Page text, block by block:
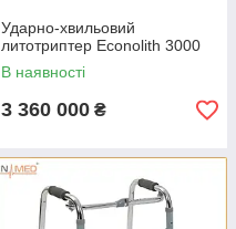
Ударно-хвильовий
литотриптер Econolith 3000
В наявності
3 360 000 ₴